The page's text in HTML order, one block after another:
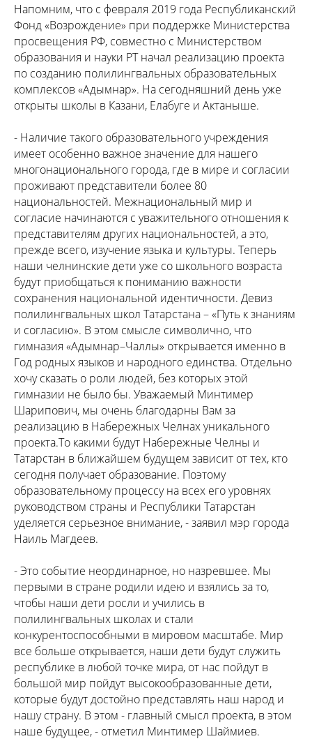
Напомним, что с февраля 2019 года Республиканский
Фонд «Возрождение» при поддержке Министерства
просвещения РФ, совместно с Министерством
образования и науки РТ начал реализацию проекта
по созданию полилингвальных образовательных
комплексов «Адымнар». На сегодняшний день уже
открыты школы в Казани, Елабуге и Актаныше.
- Наличие такого образовательного учреждения
имеет особенно важное значение для нашего
многонационального города, где в мире и согласии
проживают представители более 80
национальностей. Межнациональный мир и
согласие начинаются с уважительного отношения к
представителям других национальностей, а это,
прежде всего, изучение языка и культуры. Теперь
наши челнинские дети уже со школьного возраста
будут приобщаться к пониманию важности
сохранения национальной идентичности. Девиз
полилингвальных школ Татарстана – «Путь к знаниям
и согласию». В этом смысле символично, что
гимназия «Адымнар–Чаллы» открывается именно в
Год родных языков и народного единства. Отдельно
хочу сказать о роли людей, без которых этой
гимназии не было бы. Уважаемый Минтимер
Шарипович, мы очень благодарны Вам за
реализацию в Набережных Челнах уникального
проекта.То какими будут Набережные Челны и
Татарстан в ближайшем будущем зависит от тех, кто
сегодня получает образование. Поэтому
образовательному процессу на всех его уровнях
руководством страны и Республики Татарстан
уделяется серьезное внимание, - заявил мэр города
Наиль Магдеев.
- Это событие неординарное, но назревшее. Мы
первыми в стране родили идею и взялись за то,
чтобы наши дети росли и учились в
полилингвальных школах и стали
конкурентоспособными в мировом масштабе. Мир
все больше открывается, наши дети будут служить
республике в любой точке мира, от нас пойдут в
большой мир пойдут высокообразованные дети,
которые будут достойно представлять наш народ и
нашу страну. В этом - главный смысл проекта, в этом
наше будущее, - отметил Минтимер Шаймиев.